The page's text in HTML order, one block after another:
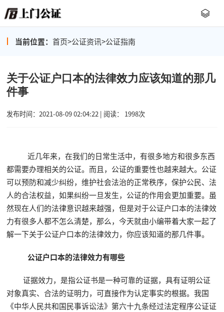
当前位置： 首页>公证资讯>公证指南
关于公证户口本的法律效力应该知道的那几
件事
发布时间：2021-08-09 02:04:22 | 阅读： 1998次
近几年来，在我们的日常生活中，有很多地方和很多东西
都需要办理相关的公证。而且，公证的重要性也越来越大。公证
可以预防和减少纠纷，维护社会法治的正常秩序，保护公民、法
人的合法权益，如果纠纷一旦发生，公证的作用会更加重要。虽
然现在人们的法律意识越来越强，但是对于公证户口本的法律效
力有很多人都不怎么清楚，那么，今天就由小编带着大家一起了
解一下关于公证户口本的法律效力，你应该知道的那几件事。
公证户口本的法律效力有哪些
证据效力，是指公证书是一种可靠的证据，具有证明公证
对象真实、合法的证明力，可直接作为认定事实的根据。我国
《中华人民共和国民事诉讼法》第六十九条经过法定程序公证证